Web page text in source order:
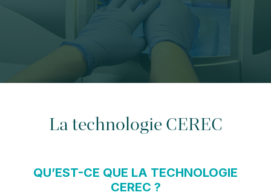
La technologie CEREC
QU’EST-CE QUE LA TECHNOLOGIE
CEREC ?